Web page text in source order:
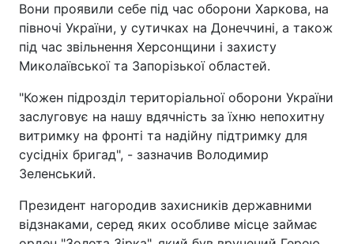
Вони проявили себе під час оборони Харкова, на
півночі України, у сутичках на Донеччині, а також
під час звільнення Херсонщини і захисту
Миколаївської та Запорізької областей.
"Кожен підрозділ територіальної оборони України
заслуговує на нашу вдячність за їхню непохитну
витримку на фронті та надійну підтримку для
сусідніх бригад", - зазначив Володимир
Зеленський.
Президент нагородив захисників державними
відзнаками, серед яких особливе місце займає